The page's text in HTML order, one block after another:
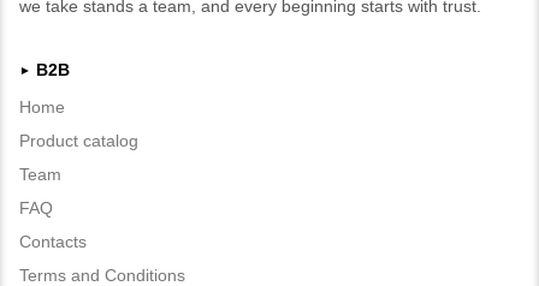
we take stands a team, and every beginning starts with trust.
►
B2B
Home
Product catalog
Team
FAQ
Contacts
Terms and Conditions